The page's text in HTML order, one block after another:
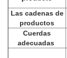
Las cadenas de
productos
Cuerdas
adecuadas